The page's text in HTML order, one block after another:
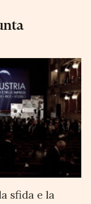
sfida e la